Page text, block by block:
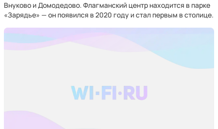
Внуково и Домодедово. Флагманский центр находится в парке
«Зарядье» — он появился в 2020 году и стал первым в столице.